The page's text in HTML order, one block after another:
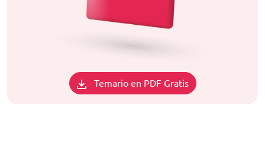
Temario en PDF Gratis